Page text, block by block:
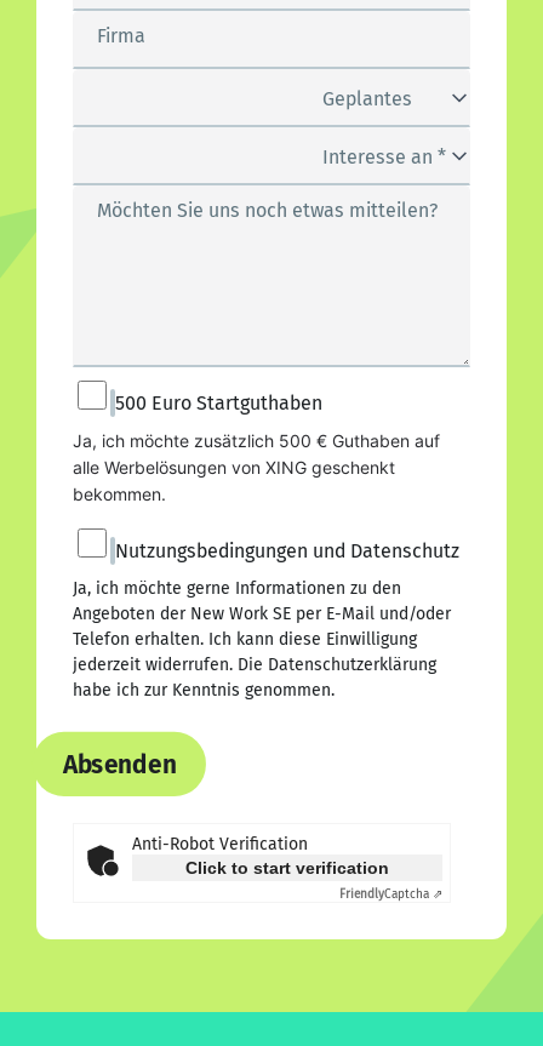
Firma
Geplantes
Interesse an *
Möchten Sie uns noch etwas mitteilen?
500 Euro Startguthaben
Ja, ich möchte zusätzlich 500 € Guthaben auf
alle Werbelösungen von XING geschenkt
bekommen.
Nutzungsbedingungen und Datenschutz
Ja, ich möchte gerne Informationen zu den
Angeboten der New Work SE per E-Mail und/oder
Telefon erhalten. Ich kann diese Einwilligung
jederzeit widerrufen. Die Datenschutzerklärung
habe ich zur Kenntnis genommen.
Absenden
Anti-Robot Verification
Click to start verification
FriendlyCaptcha ⇗